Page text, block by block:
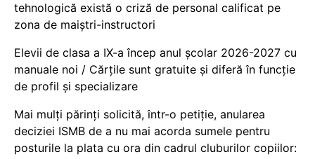
tehnologică există o criză de personal calificat pe
zona de maiștri-instructori
Elevii de clasa a IX-a încep anul școlar 2026-2027 cu
manuale noi / Cărțile sunt gratuite și diferă în funcție
de profil și specializare
Mai mulți părinți solicită, într-o petiție, anularea
deciziei ISMB de a nu mai acorda sumele pentru
posturile la plata cu ora din cadrul cluburilor copiilor: